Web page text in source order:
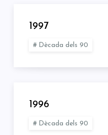
1997
Dècada dels 90
1996
Dècada dels 90